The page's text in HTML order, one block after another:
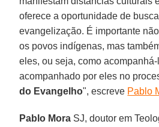
oferece a oportunidade de
evangelização. É importante
os povos indígenas, mas
eles, ou seja, como
acompanhado por eles no
do Evangelho", escreve Pablo
Pablo Mora SJ, doutor em